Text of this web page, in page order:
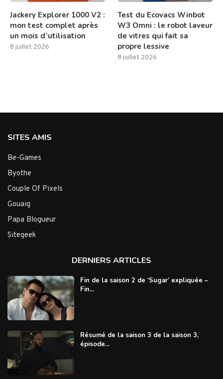
Jackery Explorer 1000 V2 :
mon test complet après
un mois d’utilisation
8 juillet 2026
Test du Ecovacs Winbot
W3 Omni : le robot laveur
de vitres qui fait sa
propre lessive
8 juillet 2026
SITES AMIS
Be-Games
Byothe
Couple Of Pixels
Gouaig
Papa Blogueur
Sitegeek
DERNIERS ARTICLES
Fin de la saison 2 de ‘Sugar’ expliquée –
Fin...
Résumé de la saison 3 de la saison 3,
épisode...